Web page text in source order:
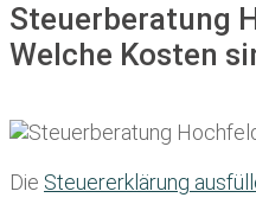
Steuerberatung
Welche Kosten
Die Steuererklärung